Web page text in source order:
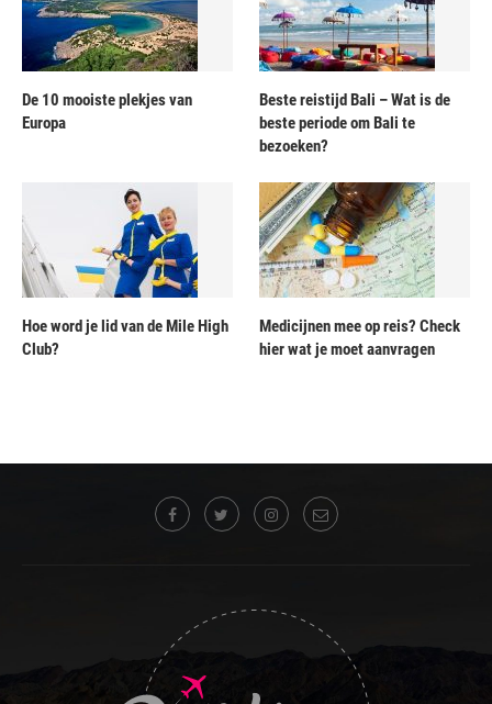
De 10 mooiste plekjes van
Europa
Beste reistijd Bali – Wat is de
beste periode om Bali te
bezoeken?
Hoe word je lid van de Mile High
Club?
Medicijnen mee op reis? Check
hier wat je moet aanvragen